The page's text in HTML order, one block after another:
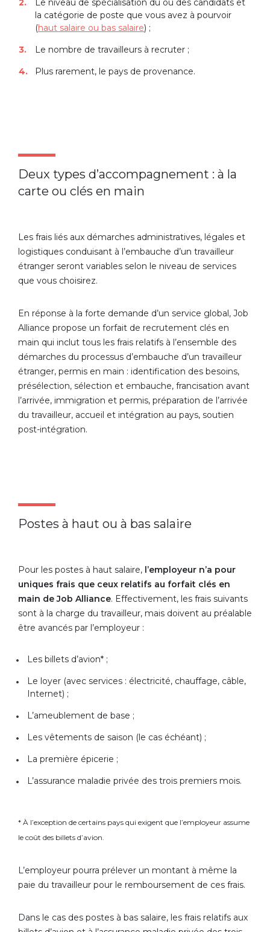
Le niveau de spécialisation du ou des candidats et
la catégorie de poste que vous avez à pourvoir
(haut salaire ou bas salaire) ;
Le nombre de travailleurs à recruter ;
Plus rarement, le pays de provenance.
Deux types d’accompagnement : à la
carte ou clés en main
Les frais liés aux démarches administratives, légales et
logistiques conduisant à l’embauche d’un travailleur
étranger seront variables selon le niveau de services
que vous choisirez.
En réponse à la forte demande d’un service global, Job
Alliance propose un forfait de recrutement clés en
main qui inclut tous les frais relatifs à l’ensemble des
démarches du processus d’embauche d’un travailleur
étranger, permis en main : identification des besoins,
présélection, sélection et embauche, francisation avant
l’arrivée, immigration et permis, préparation de l’arrivée
du travailleur, accueil et intégration au pays, soutien
post-intégration.
Postes à haut ou à bas salaire
Pour les postes à haut salaire, l’employeur n’a pour
uniques frais que ceux relatifs au forfait clés en
main de Job Alliance. Effectivement, les frais suivants
sont à la charge du travailleur, mais doivent au préalable
être avancés par l’employeur :
Les billets d’avion* ;
Le loyer (avec services : électricité, chauffage, câble,
Internet) ;
L’ameublement de base ;
Les vêtements de saison (le cas échéant) ;
La première épicerie ;
L’assurance maladie privée des trois premiers mois.
* À l’exception de certains pays qui exigent que l’employeur assume
le coût des billets d’avion.
L’employeur pourra prélever un montant à même la
paie du travailleur pour le remboursement de ces frais.
Dans le cas des postes à bas salaire, les frais relatifs aux